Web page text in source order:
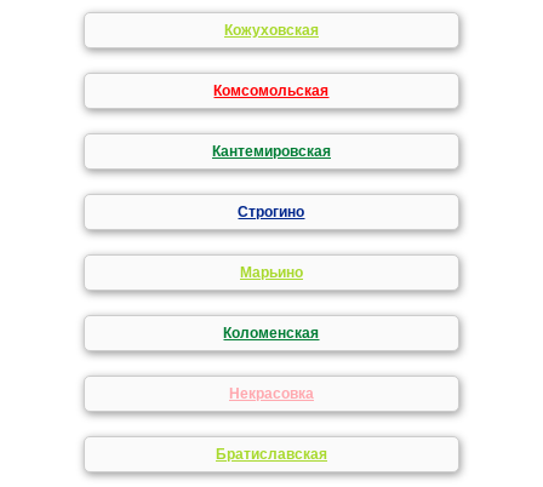
Кожуховская
Комсомольская
Кантемировская
Строгино
Марьино
Коломенская
Некрасовка
Братиславская